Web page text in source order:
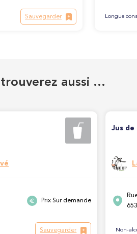
Sauvegarder Longue
trouverez aussi …
Prix Sur demande
Sauvegarder
Jus
Non-